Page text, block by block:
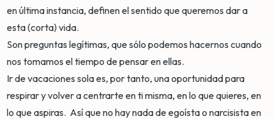
en última instancia, definen el sentido que queremos dar a
esta (corta) vida.
Son preguntas legítimas, que sólo podemos hacernos cuando
nos tomamos el tiempo de pensar en ellas.
Ir de vacaciones sola es, por tanto, una oportunidad para
respirar y volver a centrarte en ti misma, en lo que quieres, en
lo que aspiras. Así que no hay nada de egoísta o narcisista en